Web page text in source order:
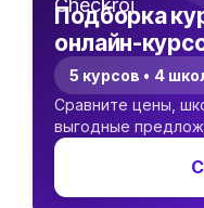
Подборка
онлайн-
5 курсов • 4
Сравните цены,
выгодные